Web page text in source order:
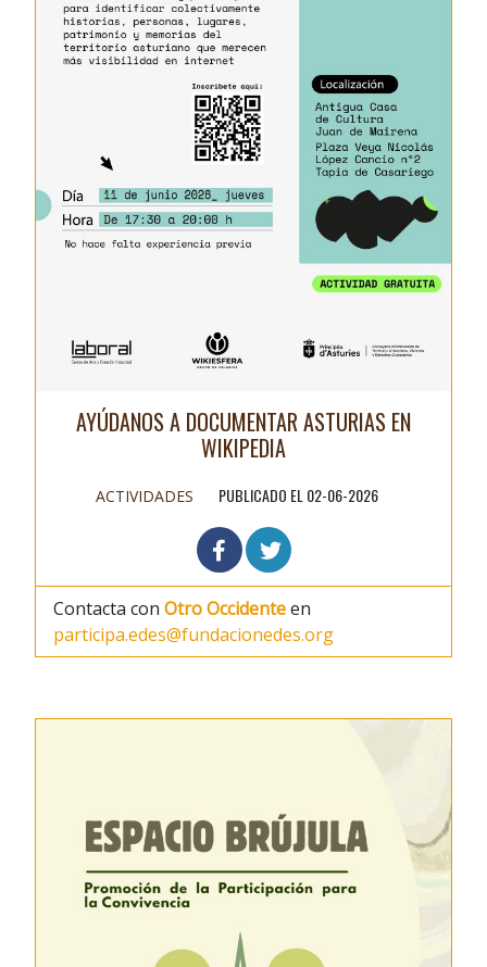
AYÚDANOS A DOCUMENTAR ASTURIAS EN
WIKIPEDIA
ACTIVIDADES PUBLICADO EL 02-06-2026
Contacta con Otro Occidenteen
participa.edes@fundacionedes.org